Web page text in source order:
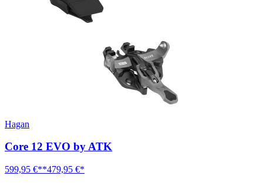
Hagan
Core 12 EVO by ATK
599,95 €**479,95 €*